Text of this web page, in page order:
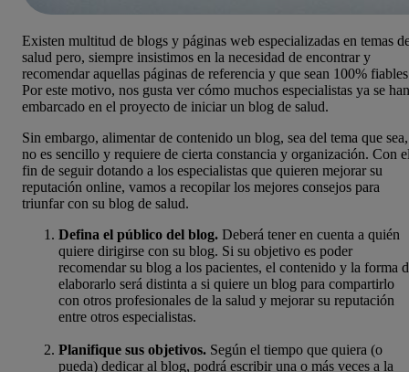
Existen multitud de blogs y páginas web especializadas en temas
salud pero, siempre insistimos en la necesidad de encontrar y
recomendar aquellas páginas de referencia y que sean 100%
Por este motivo, nos gusta ver cómo muchos especialistas ya se han
embarcado en el proyecto de iniciar un blog de salud.
Sin embargo, alimentar de contenido un blog, sea del tema que sea,
no es sencillo y requiere de cierta constancia y organización. Con
fin de seguir dotando a los especialistas que quieren mejorar su
reputación online, vamos a recopilar los mejores consejos para
triunfar con su blog de salud.
Defina el público del blog. Deberá tener en cuenta a quién
quiere dirigirse con su blog. Si su objetivo es poder
recomendar su blog a los pacientes, el contenido y la forma
elaborarlo será distinta a si quiere un blog para compartirlo
con otros profesionales de la salud y mejorar su reputación
entre otros especialistas.
Planifique sus objetivos. Según el tiempo que quiera (o
pueda) dedicar al blog, podrá escribir una o más veces a la